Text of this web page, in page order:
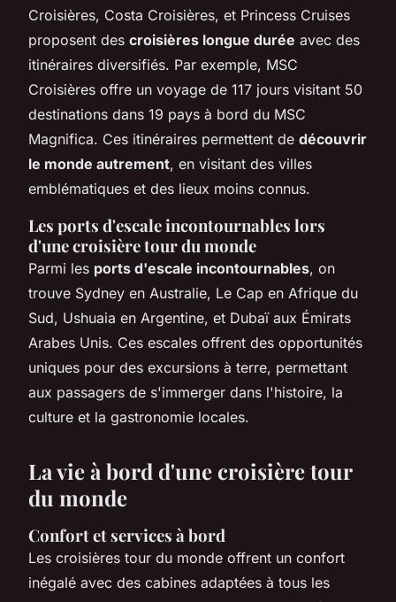
Croisières, Costa Croisières, et Princess Cruises
proposent des croisières longue durée avec des
itinéraires diversifiés. Par exemple, MSC
Croisières offre un voyage de 117 jours visitant 50
destinations dans 19 pays à bord du MSC
Magnifica. Ces itinéraires permettent de découvrir
le monde autrement, en visitant des villes
emblématiques et des lieux moins connus.
Les ports d'escale incontournables lors
d'une croisière tour du monde
Parmi les ports d'escale incontournables, on
trouve Sydney en Australie, Le Cap en Afrique du
Sud, Ushuaia en Argentine, et Dubaï aux Émirats
Arabes Unis. Ces escales offrent des opportunités
uniques pour des excursions à terre, permettant
aux passagers de s'immerger dans l'histoire, la
culture et la gastronomie locales.
La vie à bord d'une croisière tour
du monde
Confort et services à bord
Les croisières tour du monde offrent un confort
inégalé avec des cabines adaptées à tous les